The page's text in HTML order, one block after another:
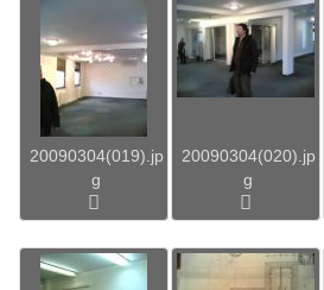
20090304(019).jp
g
20090304(020).jp
g